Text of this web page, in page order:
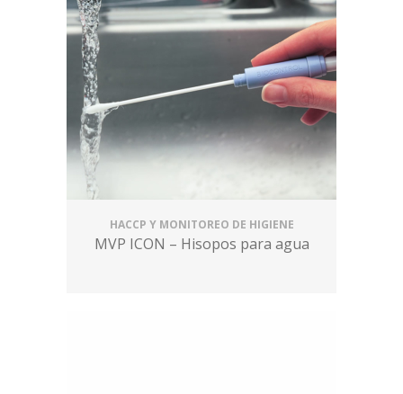
HACCP Y MONITOREO DE HIGIENE
MVP ICON – Hisopos para agua